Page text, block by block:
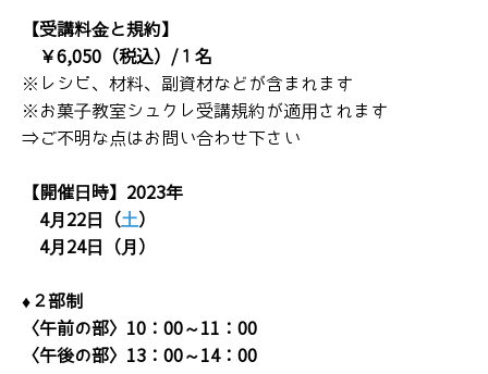
【受講料金と規約】
￥6,050（税込）/１名
※レシピ、材料、副資材などが含まれます
※お菓子教室シュクレ受講規約が適用されます
⇒ご不明な点はお問い合わせ下さい
【開催日時】2023年
4月22日（土）
4月24日（月）
♦２部制
〈午前の部〉10：00～11：00
〈午後の部〉13：00～14：00